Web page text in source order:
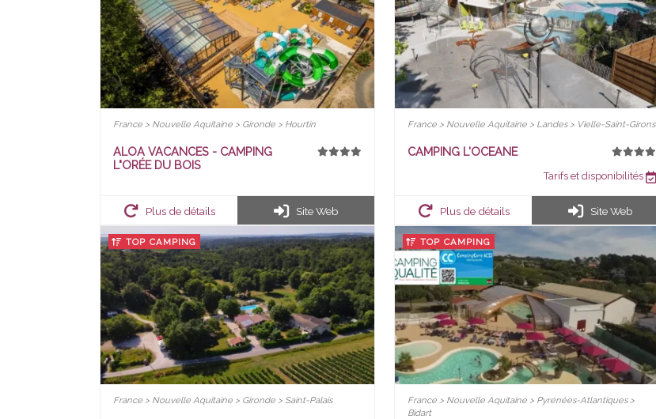
France > Nouvelle Aquitaine > Gironde > Hourtin
ALOA VACANCES - CAMPING
L"ORÉE DU BOIS
Plus de détails Site Web
France > Nouvelle Aquitaine > Landes > Vielle-Saint-Girons
CAMPING L'OCEANE
Tarifs et disponibilités
Plus de détails Site Web
TOP CAMPING
France > Nouvelle Aquitaine > Gironde > Saint-Palais
TOP CAMPING
France > Nouvelle Aquitaine > Pyrénées-Atlantiques >
Bidart